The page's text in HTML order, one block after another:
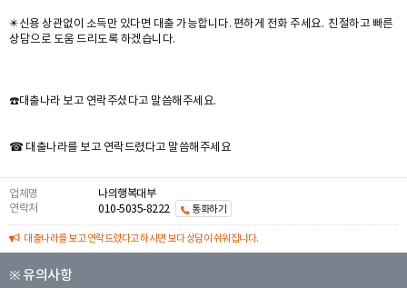
✴️신용 상관없이 소득만 있다면 대출 가능합니다. 편하게 전화 주세요. 친절하고 빠른
상담으로 도움 드리도록 하겠습니다.
☎️대출나라 보고 연락주셨다고 말씀해주세요.
☎ 대출나라를 보고 연락드렸다고 말씀해주세요
업체명
나의행복대부
연락처
010-5035-8222 통화하기
대출나라를 보고 연락드렸다고 하시면 보다 상담이 쉬워집니다.
※ 유의사항